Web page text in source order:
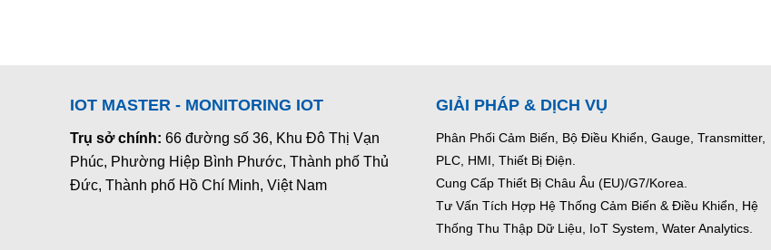
IOT MASTER - MONITORING IOT
Trụ sở chính: 66 đường số 36, Khu Đô Thị Vạn
Phúc, Phường Hiệp Bình Phước, Thành phố Thủ
Đức, Thành phố Hồ Chí Minh, Việt Nam
GIẢI PHÁP & DỊCH VỤ
Phân Phối Cảm Biến, Bộ Điều Khiển, Gauge, Transmitter,
PLC, HMI, Thiết Bị Điện.
Cung Cấp Thiết Bị Châu Âu (EU)/G7/Korea.
Tư Vấn Tích Hợp Hệ Thống Cảm Biến & Điều Khiển, Hệ
Thống Thu Thập Dữ Liệu, IoT System, Water Analytics.